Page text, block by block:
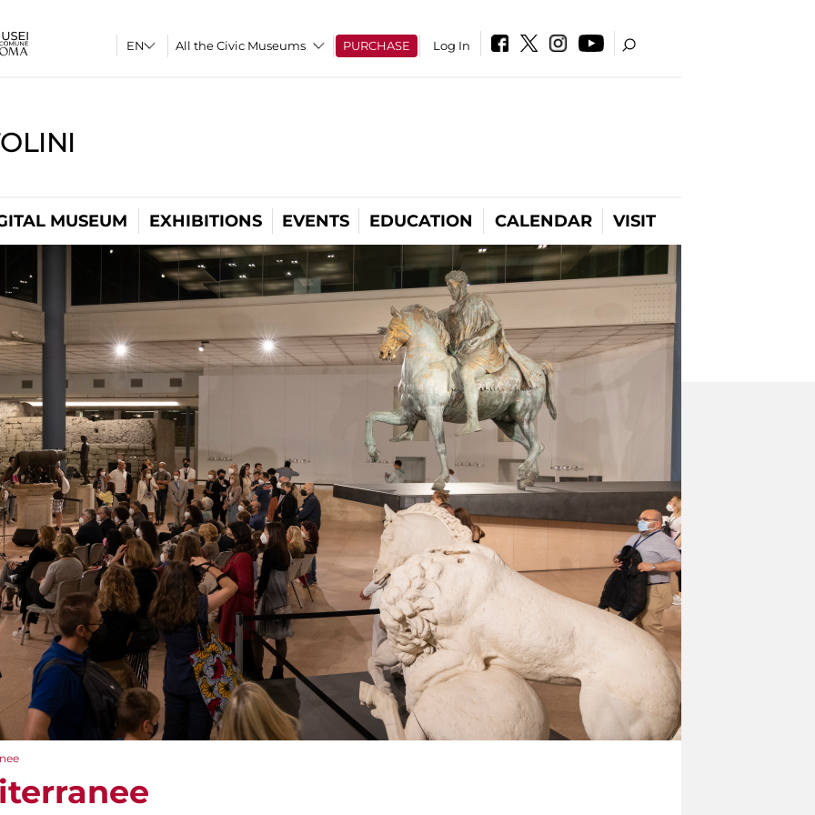
All the Civic Museums PURCHASE Log In
MUSEUM EXHIBITIONS EVENTS EDUCATION CALENDAR VISIT